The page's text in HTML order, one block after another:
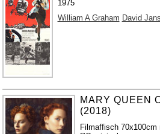
1975
William A Graham David
MARY QUEEN
(2018)
Filmaffisch 70x100cm